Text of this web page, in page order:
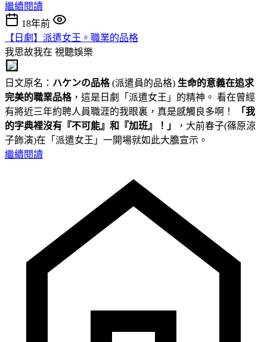
繼續閱讀
18年前
【日劇】派遣女王。職業的品格
我思故我在 視聽娛樂
日文原名： ハケンの品格(派遣員的品格) 生命的意義在追求
完美的職業品格，這是日劇「派遣女王」的精神。 看在曾經
有將近三年約聘人員職涯的我眼裏，真是感觸良多啊！
「我
的字典裡沒有『不可能』和『加班』！」
，大前春子(篠原涼
子飾演)在「派遣女王」一開場就如此大膽宣示。
繼續閱讀